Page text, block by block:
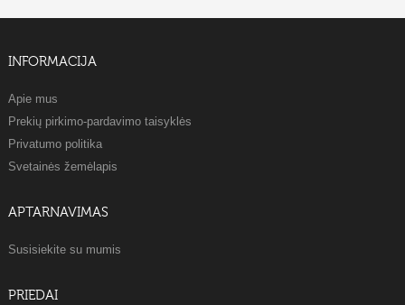
INFORMACIJA
Apie mus
Prekių pirkimo-pardavimo taisyklės
Privatumo politika
Svetainės žemėlapis
APTARNAVIMAS
Susisiekite su mumis
PRIEDAI